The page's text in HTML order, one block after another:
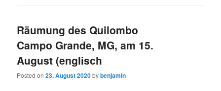
Räumung des Quilombo
Campo Grande, MG, am 15.
August (englisch
Posted on23. August 2020bybenjamin